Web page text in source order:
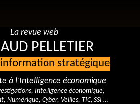
La revue web
PELLETIER
stratégique
à l’Intelligence économique
Intelligence économique,
Numérique, Cyber, Veilles, TIC, SSI …